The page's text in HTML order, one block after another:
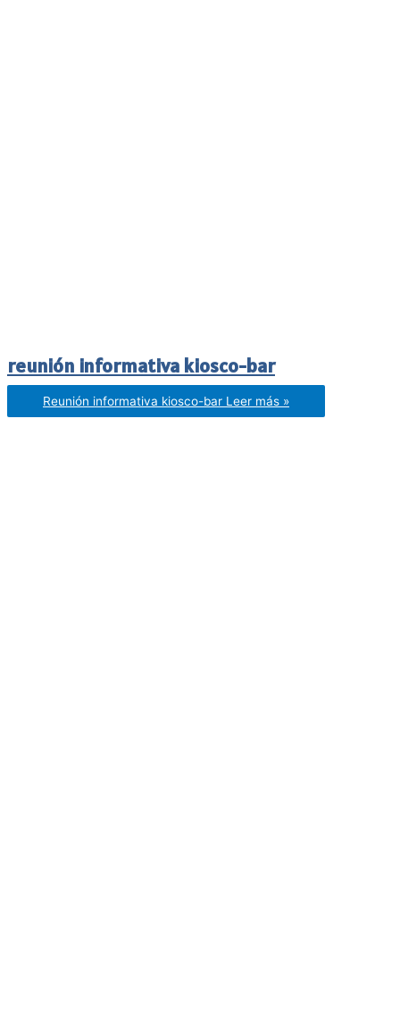
reunión informativa kiosco-bar
Reunión informativa kiosco-bar Leer más »